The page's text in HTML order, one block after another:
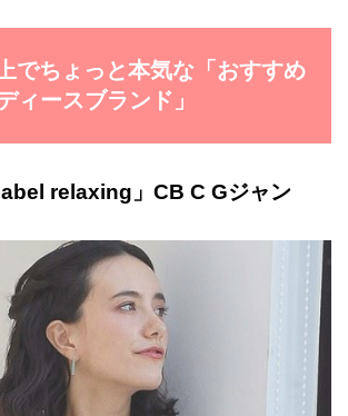
でちょっと本気な「おすすめ
ィースブランド」
relaxing」CB C Gジャン